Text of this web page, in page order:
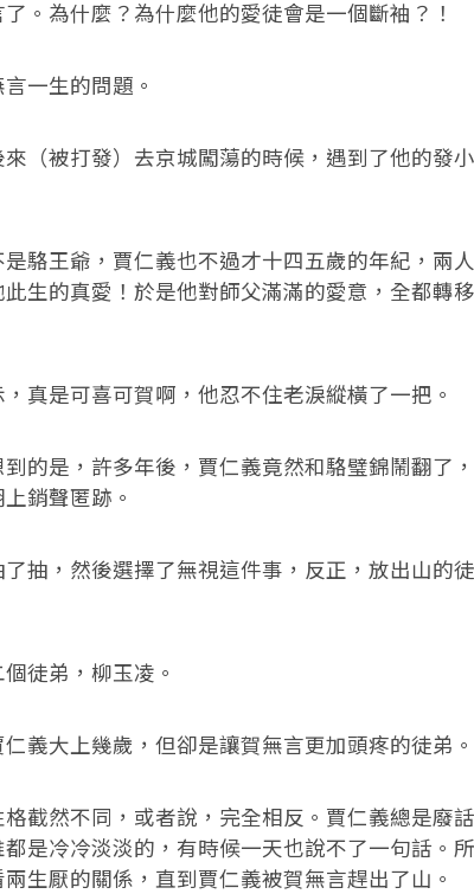
為什麼？為什麼他的愛徒會是一個斷袖？！
一生的問題。
被打發）去京城闖蕩的時候，遇到了他的發
王爺，賈仁義也不過才十四五歲的年紀，兩
生的真愛！於是他對師父滿滿的愛意，全都轉
是可喜可賀啊，他忍不住老淚縱橫了一把。
是，許多年後，賈仁義竟然和駱璧錦鬧翻了
銷聲匿跡。
，然後選擇了無視這件事，反正，放出山的
徒弟，柳玉凌。
大上幾歲，但卻是讓賀無言更加頭疼的徒弟。
然不同，或者說，完全相反。賈仁義總是廢話
是冷冷淡淡的，有時候一天也說不了一句話。
生厭的關係，直到賈仁義被賀無言趕出了山。